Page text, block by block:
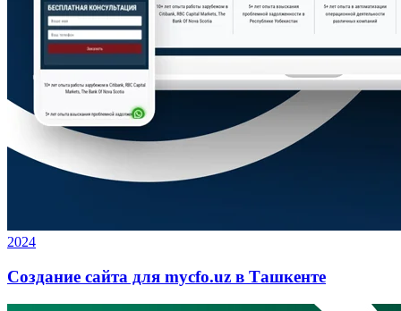
2024
Создание сайта для mycfo.uz в Ташкенте